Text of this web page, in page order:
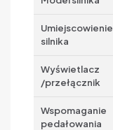
Umiejscowienie
silnika
Wyświetlacz
/przełącznik
Wspomaganie
pedałowania